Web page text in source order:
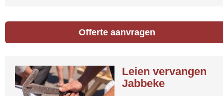
Offerte aanvragen
Leien vervangen
Jabbeke